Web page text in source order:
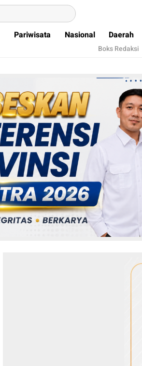
Pariwisata Nasional Daerah
Boks Redaksi